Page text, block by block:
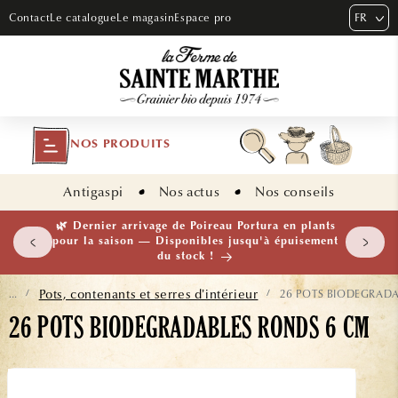
ET PASSER
ContactLe catalogueLe magasinEspace pro FR
NOS PRODUITS
Antigaspi Nos actus Nos conseils
🌱 NOUVEAUTÉ — Ail Rocambole AB · Lot de 10
bulbilles · En stock maintenant
... / Pots, contenants et serres d’intérieur / 26 POTS
26 POTS BIODEGRADABLES RONDS 6 CM
AUX